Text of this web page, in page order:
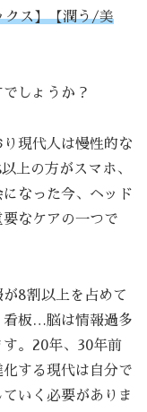
クス】【潤う/美
しょうか？
現代人は慢性的な
上の方がスマホ、
なった今、ヘッド
なケアの一つで
8割以上を占めて
看板…脳は情報過多
。20年、30年前
する現代は自分で
いく必要がありま